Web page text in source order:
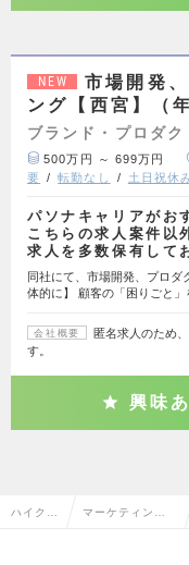
NEW
市場開発
ング【西宮】（
ブランド・プロダ
500万円 ～ 699万円
要
転勤なし 土日祝休
パソナキャリアがお
こちらの求人案件以
求人を多数保有して
同社にて、市場開発、プロダ
体的に】 顧客の「困りごと
会社概要
匿名求人のため
す。
興味
ハイクラ マーケティン